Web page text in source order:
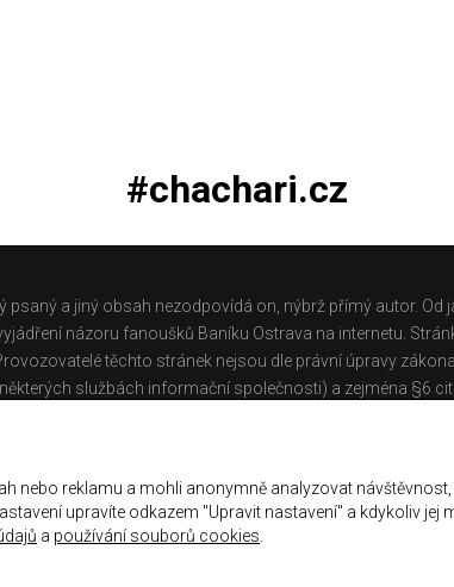
#chachari.cz
psaný a jiný obsah nezodpovídá on, nýbrž přímý autor.
názoru fanoušků Baníku Ostrava na internetu.
těchto stránek nejsou dle právní úpravy
službách informační společnosti) a zejména §6
nebo reklamu a mohli anonymně analyzovat
upravíte odkazem "Upravit nastavení" a kdykoliv jej
a používání souborů cookies